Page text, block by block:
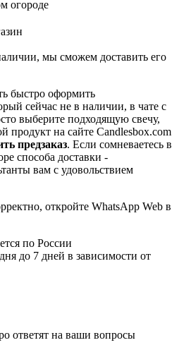
огороде
мы сможем доставить его
быстро оформить
сейчас не в наличии, в чате с
выберите подходящую свечу,
продукт на сайте Candlesbox.com
предзаказ. Если сомневаетесь в
способа доставки -
вам с удовольствием
откройте WhatsApp Web в
по России
до 7 дней в зависимости от
ответят на ваши вопросы